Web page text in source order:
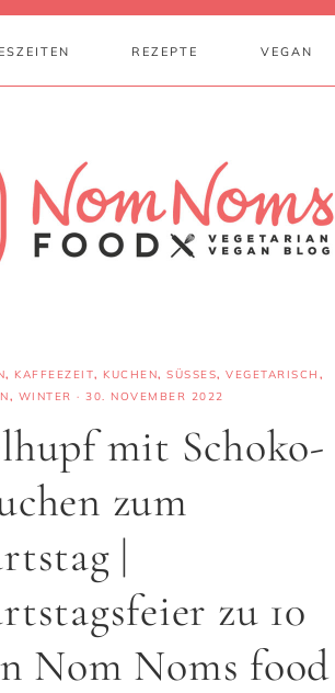
REZEPTE VEGAN
, KAFFEEZEIT, KUCHEN, SÜSSES , VEGETARISCH ,
, WINTER · 30. NOVEMBER 2022
mit Schoko-
zum
|
zu 10
Nom Noms food